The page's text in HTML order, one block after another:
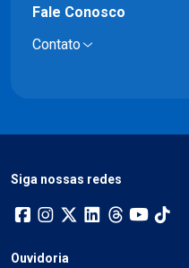
Fale Conosco
Contato
Siga nossas redes
Ouvidoria